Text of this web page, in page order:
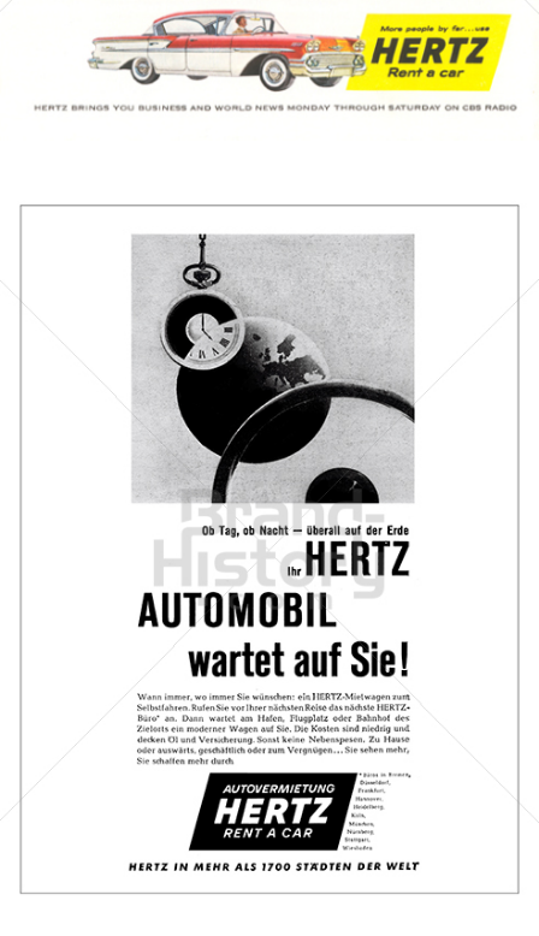
Hertz Autovermietung GmbH, 65760 Eschborn
1961